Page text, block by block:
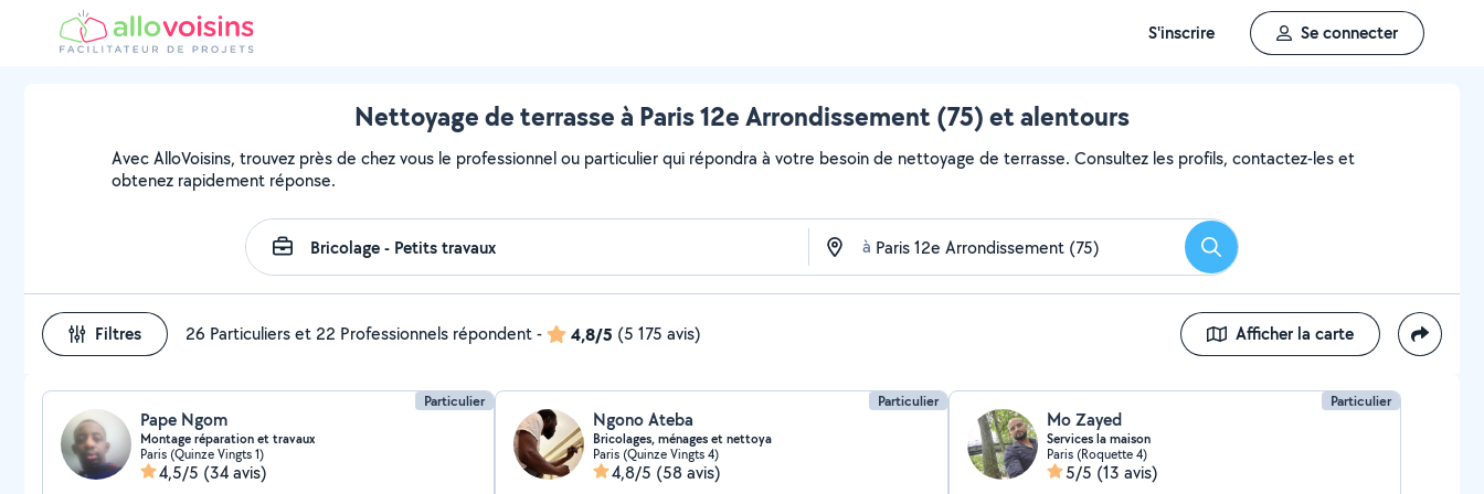
S'inscrire Se connecter
Nettoyage de terrasse à Paris 12e Arrondissement (75) et alentours
Avec AlloVoisins, trouvez près de chez vous le professionnel ou particulier qui répondra à votre besoin de nettoyage de terrasse. Consultez les profils, contactez-les et
obtenez rapidement réponse.
à Rechercher
Filtres 26 Particuliers et 22 Professionnels répondent- 4,8/5 (5 175 avis) Afficher la carte
Particulier
Pape Ngom
Montage réparation et travaux
Paris (Quinze Vingts 1)
4,5/5 (34 avis)
Particulier
Ngono Ateba
Bricolages, ménages et nettoya
Paris (Quinze Vingts 4)
4,8/5 (58 avis)
Particulier
Mo Zayed
Services la maison
Paris (Roquette 4)
5/5 (13 avis)